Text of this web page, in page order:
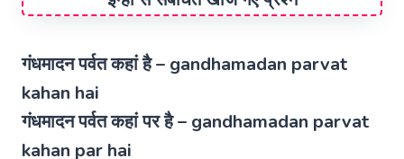
गंधमादन पर्वत कहां है – gandhamadan parvat
kahan hai
गंधमादन पर्वत कहां पर है – gandhamadan parvat
kahan par hai